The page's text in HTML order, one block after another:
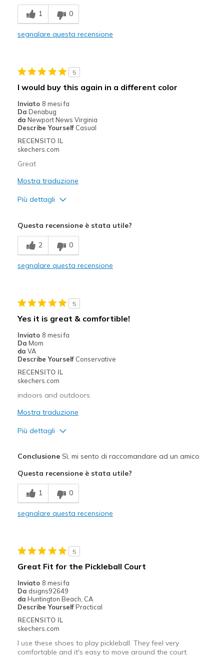
Migliori Utilizzi:
Casual Wear
View On Shoes
I'm Really Into Shoes
1 0
segnalare questa recensione
5
I would buy this again in a different color
Inviato 8 mesi fa
Da Denabug
da Newport News Virginia
Describe Yourself Casual
RECENSITO IL
skechers.com
Great
Mostra traduzione
Più dettagli
Attractive Design
Stylish
Migliori Utilizzi:
Casual Wear
Questa recensione è stata utile?
2 0
segnalare questa recensione
5
Yes it is great & comfortible!
Inviato 8 mesi fa
Da Mom
da VA
Describe Yourself Conservative
RECENSITO IL
skechers.com
indoors and outdoors
Mostra traduzione
Più dettagli
Breathe Well
Comfortable
Travel
Width
Sizing
View On Shoes
Shoes are for Wearing
ConclusioneSì, mi sento di raccomandare ad un amico
Questa recensione è stata utile?
1 0
segnalare questa recensione
5
Great Fit for the Pickleball Court
Inviato 8 mesi fa
Da dsigns92649
da Huntington Beach, CA
Describe Yourself Practical
RECENSITO IL
skechers.com
I use these shoes to play pickleball. They feel very
comfortable and it's easy to move around the court.